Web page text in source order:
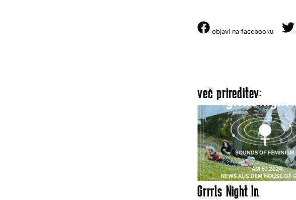
objavi na facebooku
več prireditev:
Grrrls Night In